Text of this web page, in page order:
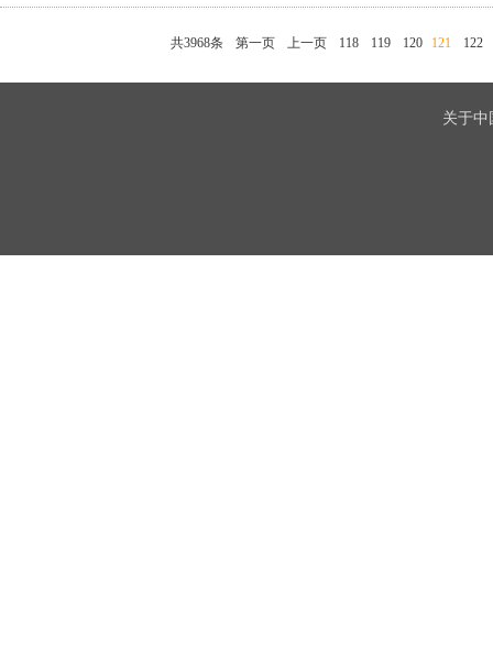
共3968条 第一页 上一页 118 119 120 121 122
关于中